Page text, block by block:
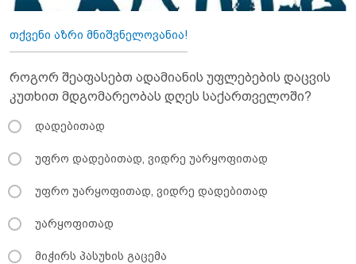
თქვენი აზრი მნიშვნელოვანია!
როგორ შეაფასებთ ადამიანის უფლებების დაცვის
კუთხით მდგომარეობას დღეს საქართველოში?
დადებითად
უფრო დადებითად, ვიდრე უარყოფითად
უფრო უარყოფითად, ვიდრე დადებითად
უარყოფითად
მიჭირს პასუხის გაცემა